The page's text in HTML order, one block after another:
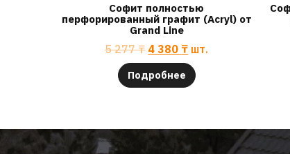
Софит полностью
перфорированный графит (Acryl) от
Grand Line
5 277₸ 4 380 ₸ шт.
Подробнее